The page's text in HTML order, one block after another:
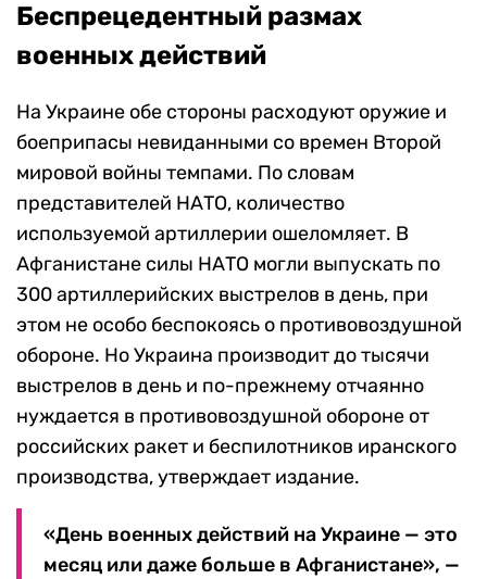
Беспрецедентный размах
военных действий
На Украине обе стороны расходуют оружие и
боеприпасы невиданными со времен Второй
мировой войны темпами. По словам
представителей НАТО, количество
используемой артиллерии ошеломляет. В
Афганистане силы НАТО могли выпускать по
300 артиллерийских выстрелов в день, при
этом не особо беспокоясь о противовоздушной
обороне. Но Украина производит до тысячи
выстрелов в день и по-прежнему отчаянно
нуждается в противовоздушной обороне от
российских ракет и беспилотников иранского
производства, утверждает издание.
«День военных действий на Украине — это
месяц или даже больше в Афганистане», —